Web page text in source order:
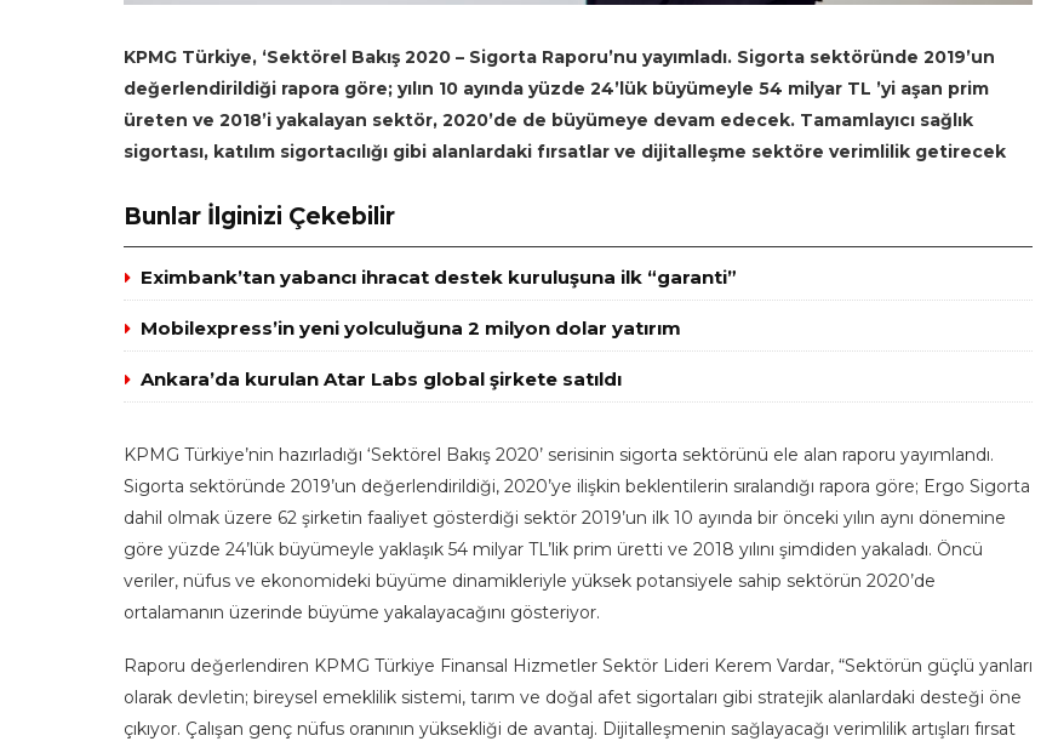
KPMG Türkiye, ‘Sektörel Bakış 2020 – Sigorta Raporu’nu yayımladı. Sigorta sektöründe 2019’un
değerlendirildiği rapora göre; yılın 10 ayında yüzde 24’lük büyümeyle 54 milyar TL ’yi aşan prim
üreten ve 2018’i yakalayan sektör, 2020’de de büyümeye devam edecek. Tamamlayıcı sağlık
sigortası, katılım sigortacılığı gibi alanlardaki fırsatlar ve dijitalleşme sektöre verimlilik getirecek
Bunlar İlginizi Çekebilir
Eximbank’tan yabancı ihracat destek kuruluşuna ilk “garanti”
Mobilexpress’in yeni yolculuğuna 2 milyon dolar yatırım
Ankara’da kurulan Atar Labs global şirkete satıldı
KPMG Türkiye’nin hazırladığı ‘Sektörel Bakış 2020’ serisinin sigorta sektörünü ele alan raporu yayımlandı.
Sigorta sektöründe 2019’un değerlendirildiği, 2020’ye ilişkin beklentilerin sıralandığı rapora göre; Ergo Sigorta
dahil olmak üzere 62 şirketin faaliyet gösterdiği sektör 2019’un ilk 10 ayında bir önceki yılın aynı dönemine
göre yüzde 24’lük büyümeyle yaklaşık 54 milyar TL’lik prim üretti ve 2018 yılını şimdiden yakaladı. Öncü
veriler, nüfus ve ekonomideki büyüme dinamikleriyle yüksek potansiyele sahip sektörün 2020’de
ortalamanın üzerinde büyüme yakalayacağını gösteriyor.
Raporu değerlendiren KPMG Türkiye Finansal Hizmetler Sektör Lideri Kerem Vardar, “Sektörün güçlü yanları
olarak devletin; bireysel emeklilik sistemi, tarım ve doğal afet sigortaları gibi stratejik alanlardaki desteği öne
çıkıyor. Çalışan genç nüfus oranının yüksekliği de avantaj. Dijitalleşmenin sağlayacağı verimlilik artışları fırsat